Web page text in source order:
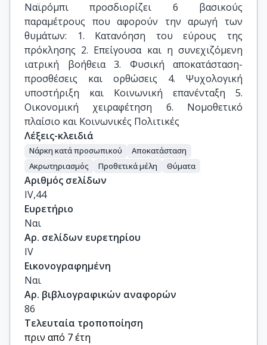
Ναϊρόμπι προσδιορίζει 6 βασικούς
παραμέτρους που αφορούν την αρωγή των
θυμάτων: 1. Κατανόηση του εύρους της
πρόκλησης 2. Επείγουσα και η συνεχιζόμενη
ιατρική βοήθεια 3. Φυσική αποκατάσταση-
προσθέσεις και ορθώσεις 4. Ψυχολογική
υποστήριξη και Κοινωνική επανένταξη 5.
Οικονομική χειραφέτηση 6. Νομοθετικό
πλαίσιο και Κοινωνικές Πολιτικές
Λέξεις-κλειδιά
Νάρκη κατά προσωπικού
Αποκατάσταση
Ακρωτηριασμός
Προθετικά μέλη Θύματα
Αριθμός σελίδων
IV,44
Ευρετήριο
Ναι
Αρ. σελίδων ευρετηρίου
IV
Εικονογραφημένη
Ναι
Αρ. βιβλιογραφικών αναφορών
86
Τελευταία τροποποίηση
πριν από 7 έτη